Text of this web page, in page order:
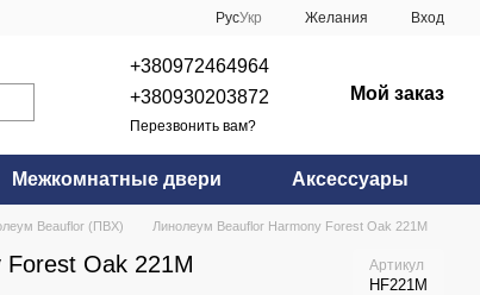
РусУкр Желания Вход
+380972464964
+380930203872
Перезвонить вам?
Мой заказ
Межкомнатные двери Аксессуары
Beauflor (ПВХ) Линолеум Beauflor Harmony Forest Oak 221M
Oak 221M Артикул
HF221M